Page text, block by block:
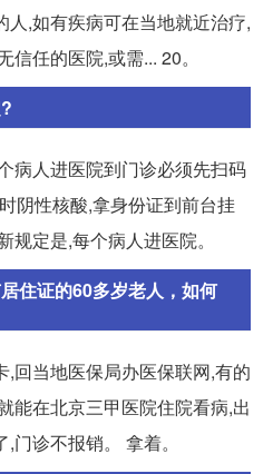
,如有疾病可在当地就近治疗,
任的医院,或需... 20。
病人进医院到门诊必须先扫码
阴性核酸,拿身份证到前台挂
定是,每个病人进医院。
住证的60多岁老人，如何
回当地医保局办医保联网,有的
能在北京三甲医院住院看病,出
诊不报销。 拿着。